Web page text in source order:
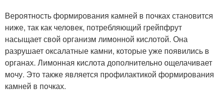
Вероятность формирования камней в почках становится
ниже, так как человек, потребляющий грейпфрут
насыщает свой организм лимонной кислотой. Она
разрушает оксалатные камни, которые уже появились в
органах. Лимонная кислота дополнительно ощелачивает
мочу. Это также является профилактикой формирования
камней в почках.